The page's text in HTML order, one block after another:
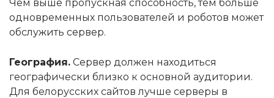
Чем выше пропускная способность, тем больше
одновременных пользователей и роботов может
обслужить сервер.
География. Сервер должен находиться
географически близко к основной аудитории.
Для белорусских сайтов лучше серверы в